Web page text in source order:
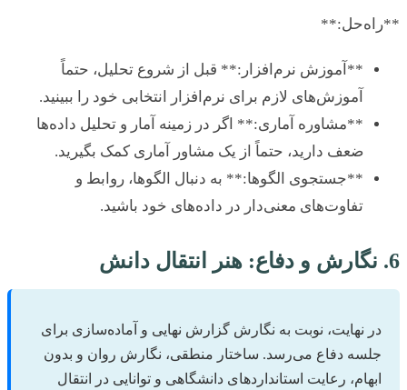
**آموزش نرم‌افزار:** قبل از شروع تحلیل، حتماً
آموزش‌های لازم برای نرم‌افزار انتخابی خود را ببینید.
**مشاوره آماری:** اگر در زمینه آمار و تحلیل داده‌ها
ضعف دارید، حتماً از یک مشاور آماری کمک بگیرید.
**جستجوی الگوها:** به دنبال الگوها، روابط و
تفاوت‌های معنی‌دار در داده‌های خود باشید.
نهایت، نوبت به نگارش گزارش نهایی و آماده‌سازی برای
دفاع می‌رسد. ساختار منطقی، نگارش روان و بدون
رعایت استانداردهای دانشگاهی و توانایی در انتقال